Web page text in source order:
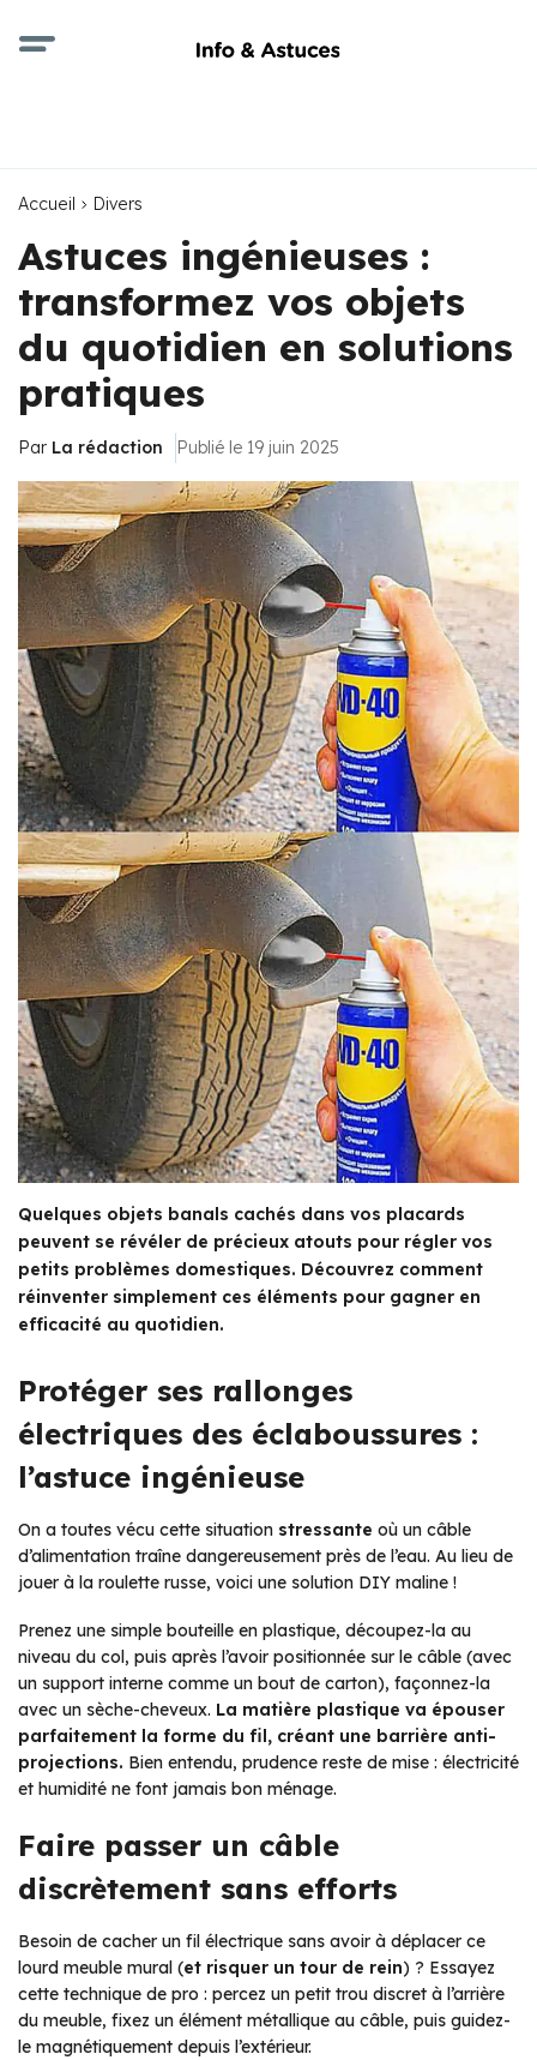
Accueil Divers
Astuces ingénieuses :
transformez vos objets
du quotidien en solutions
pratiques
Par La rédaction Publié le 19 juin 2025
Quelques objets banals cachés dans vos placards
peuvent se révéler de précieux atouts pour régler vos
petits problèmes domestiques. Découvrez comment
réinventer simplement ces éléments pour gagner en
efficacité au quotidien.
Protéger ses rallonges
électriques des éclaboussures :
l’astuce ingénieuse
On a toutes vécu cette situation stressante où un câble
d’alimentation traîne dangereusement près de l’eau. Au lieu de
jouer à la roulette russe, voici une solution DIY maline !
Prenez une simple bouteille en plastique, découpez-la au
niveau du col, puis après l’avoir positionnée sur le câble (avec
un support interne comme un bout de carton), façonnez-la
avec un sèche-cheveux. La matière plastique va épouser
parfaitement la forme du fil, créant une barrière anti-
projections. Bien entendu, prudence reste de mise : électricité
et humidité ne font jamais bon ménage.
Faire passer un câble
discrètement sans efforts
Besoin de cacher un fil électrique sans avoir à déplacer ce
lourd meuble mural (et risquer un tour de rein) ? Essayez
cette technique de pro : percez un petit trou discret à l’arrière
du meuble, fixez un élément métallique au câble, puis guidez-
le magnétiquement depuis l’extérieur.